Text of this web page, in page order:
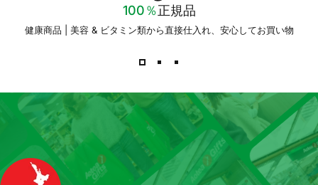
100％正規品
健康商品 | 美容 & ビタミン類から直接仕入れ、安心してお買い物